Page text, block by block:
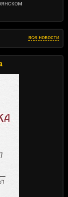
все новости